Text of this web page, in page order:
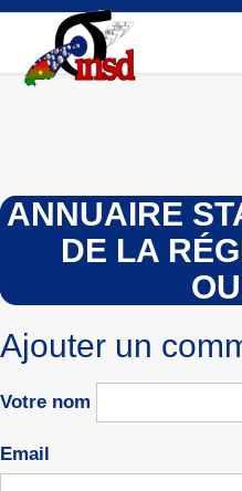
Aller
contenu
principal
ANNUAIRE
DE LA
Ajouter un
Votre nom
Email